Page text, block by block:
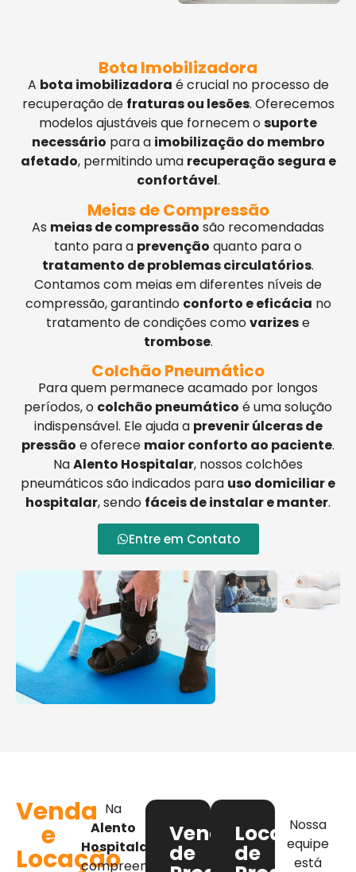
Bota Imobilizadora
A bota imobilizadora é crucial no processo de
recuperação de fraturas ou lesões. Oferecemos
modelos ajustáveis que fornecem osuporte
necessário para a imobilização do membro
afetado, permitindo uma recuperação segura e
confortável.
Meias de Compressão
As meias de compressão são recomendadas
tanto para a prevenção quanto para o
tratamento de problemas circulatórios.
Contamos com meias em diferentes níveis de
compressão, garantindo conforto e eficácia no
tratamento de condições comovarizese
trombose.
Colchão Pneumático
Para quem permanece acamado por longos
períodos, o colchão pneumático é uma solução
indispensável. Ele ajuda a prevenir úlceras de
pressão e oferece maior conforto ao paciente.
NaAlento Hospitalar, nossos colchões
pneumáticos são indicados para uso domiciliar e
hospitalar, sendo fáceis de instalar e manter.
Entre em Contato
Venda
e
Locação
Na
Alento
Hospitalar
compreendemos
Venda
de
Locação
de
Nossa
equipe
está